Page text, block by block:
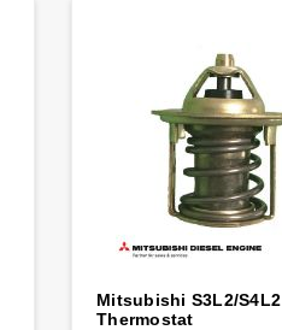
Mitsubishi S3L2/S4L2
Thermostat